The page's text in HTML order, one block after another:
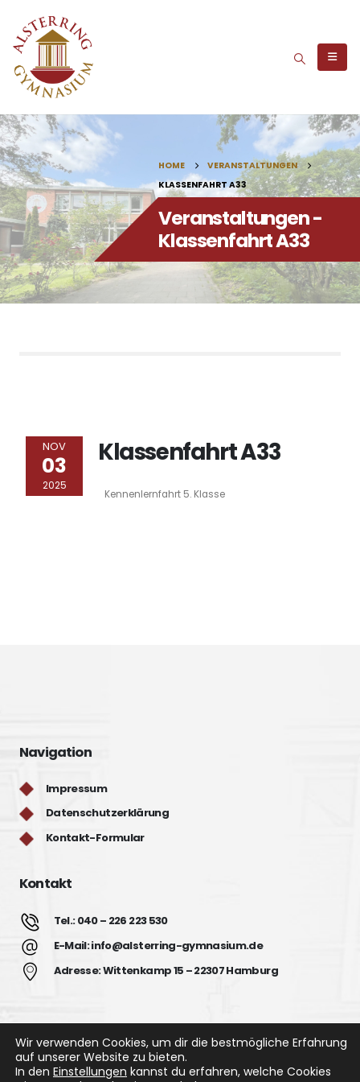
HOME
VERANSTALTUNGEN
KLASSENFAHRT A33
Veranstaltungen -
Klassenfahrt A33
NOV
03
2025
Klassenfahrt A33
Kennenlernfahrt 5. Klasse
Navigation
Impressum
Datenschutzerklärung
Kontakt-Formular
Kontakt
Tel.: 040 – 226 223 530
E-Mail: info@alsterring-gymnasium.de
Adresse: Wittenkamp 15 – 22307 Hamburg
Alsterring Gymnasium © 2022. All Rights Reserved.
Wir verwenden Cookies, um dir die bestmögliche Erfahrung
auf unserer Website zu bieten.
In den Einstellungen kannst du erfahren, welche Cookies